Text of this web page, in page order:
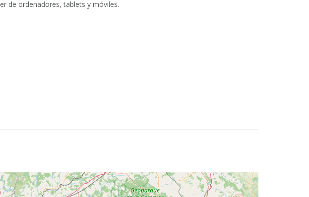
de ordenadores, tablets y móviles.